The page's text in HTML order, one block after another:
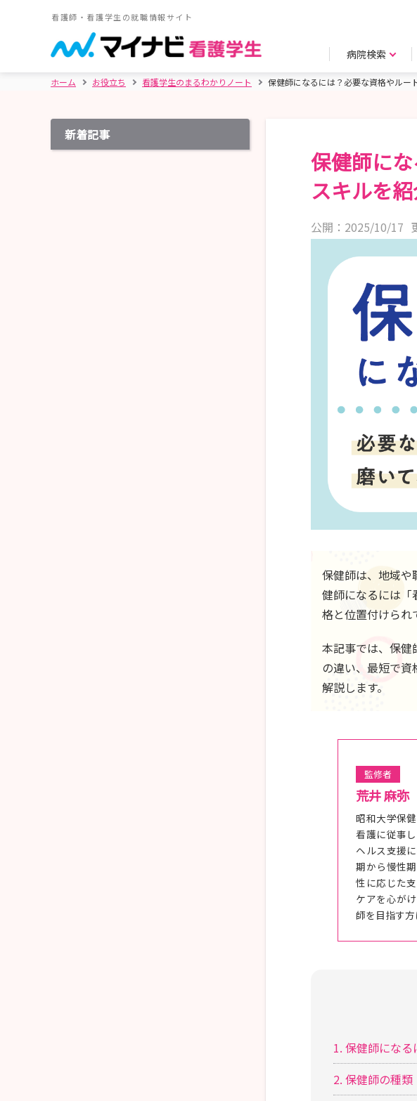
看護師・看護学生の就職情報サイト
病院検索
ホーム お役立ち 看護学生のまるわかりノート 保健師になるには？必要な資格やルー
新着記事
保健師に
スキルを
公開：2025/10/17
保健師は、地域や
健師になるには「
格と位置付けられ
本記事では、保健
の違い、最短で資
解説します。
監修者
荒井 麻弥
昭和大学保
看護に従事
ヘルス支援
期から慢性
性に応じた
ケアを心が
師を目指す方
1. 保健師になる
2. 保健師の種類